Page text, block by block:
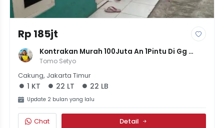
Rp 185jt
Kontrakan Murah 100Juta An 1Pintu Di Gg
Bonang Penggilingan, Jakarta Timur
Tomo Setyo
Cakung, Jakarta Timur
1 KT 22 LT 22 LB
Update 2 bulan yang lalu
Chat Detail